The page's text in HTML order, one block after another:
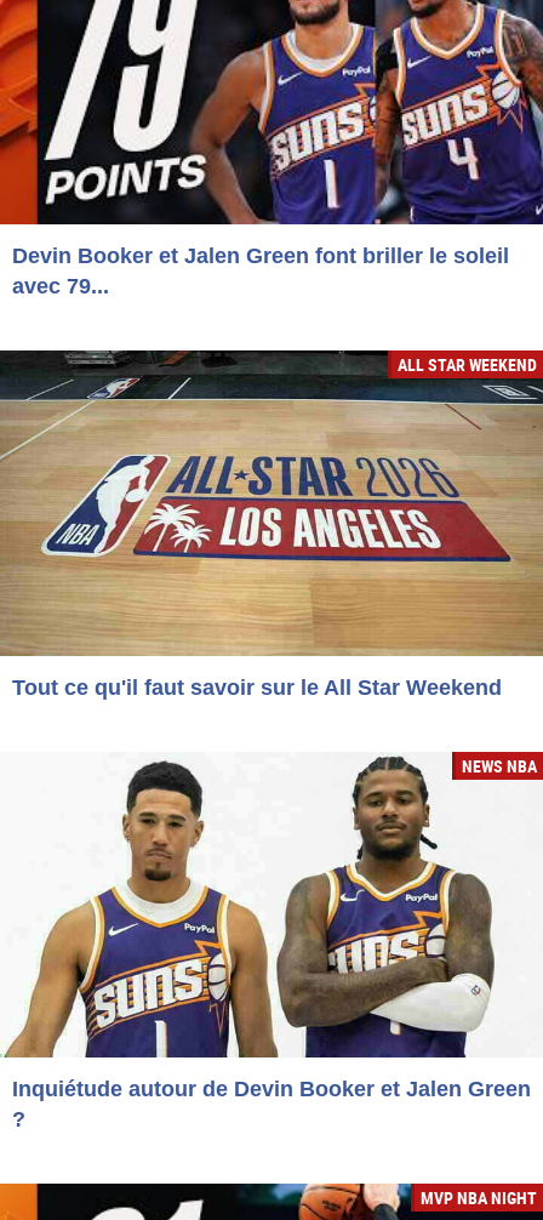
Devin Booker et Jalen Green font briller le soleil
avec 79...
ALL STAR WEEKEND
Tout ce qu'il faut savoir sur le All Star Weekend
NEWS NBA
Inquiétude autour de Devin Booker et Jalen Green
?
MVP NBA NIGHT